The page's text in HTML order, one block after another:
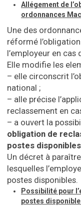
Allégement de
ordonnances
Une des
réformé
l’employeur en
Elle modifie les
– elle circonscrit
national ;
– alle précise
reclassement en
– a ouvert la
obligation de
postes disponibles
Un décret à
lesquelles
postes disponibles.
Possibilité pour
postes